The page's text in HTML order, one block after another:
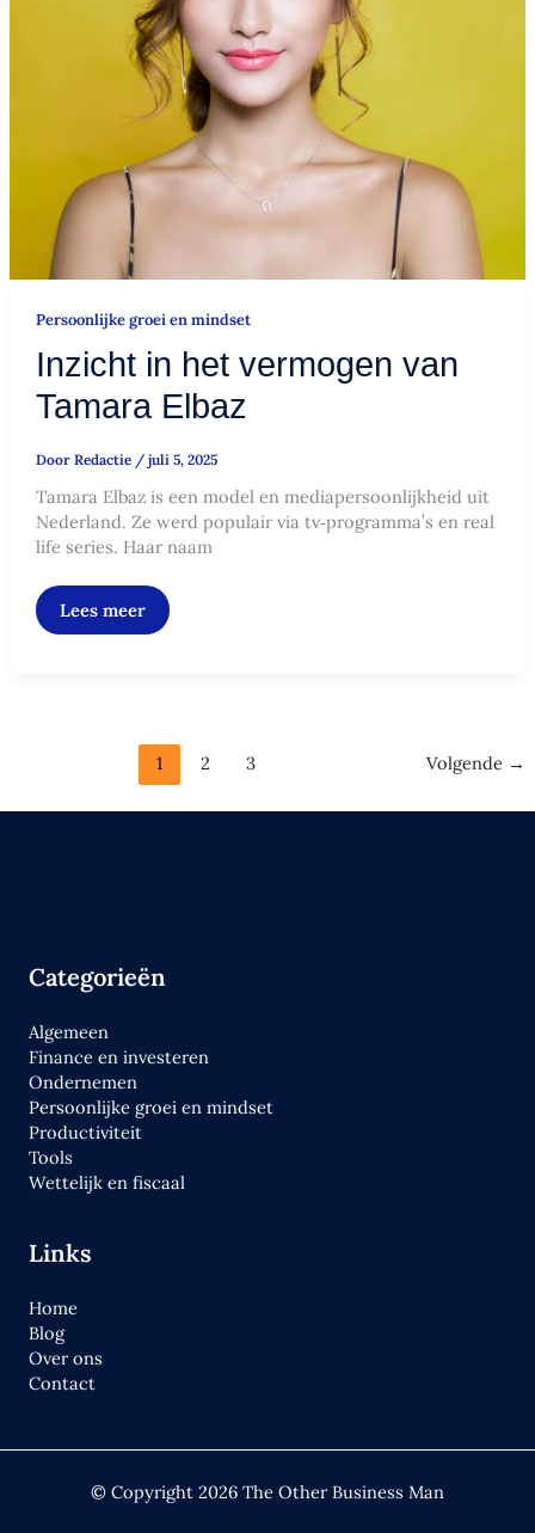
Persoonlijke groei en mindset
Inzicht in het vermogen van
Tamara Elbaz
Door Redactie / juli 5, 2025
Tamara Elbaz is een model en mediapersoonlijkheid uit
Nederland. Ze werd populair via tv‑programma’s en real
life series. Haar naam
Lees meer
1 2 3 Volgende →
Categorieën
Algemeen
Finance en investeren
Ondernemen
Persoonlijke groei en mindset
Productiviteit
Tools
Wettelijk en fiscaal
Links
Home
Blog
Over ons
Contact
© Copyright 2026 The Other Business Man